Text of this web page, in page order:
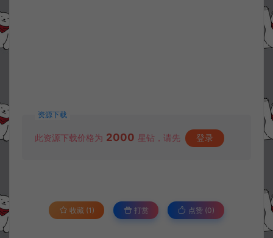
资源下载
此资源下载价格为 2000 星钻，请先 登录
收藏 (1) 打赏 点赞 (0)